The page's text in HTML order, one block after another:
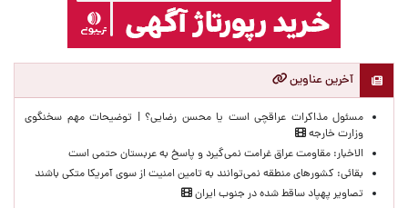
آخرین عناوین
مسئول مذاکرات عراقچی است یا محسن رضایی؟ | توضیحات مهم سخنگوی
وزارت خارجه
الاخبار: مقاومت عراق غرامت نمی‌گیرد و پاسخ به عربستان حتمی است
بقائی: کشورهای منطقه نمی‌توانند به تامین امنیت از سوی آمریکا متکی باشند
تصاویر پهپاد ساقط شده در جنوب ایران